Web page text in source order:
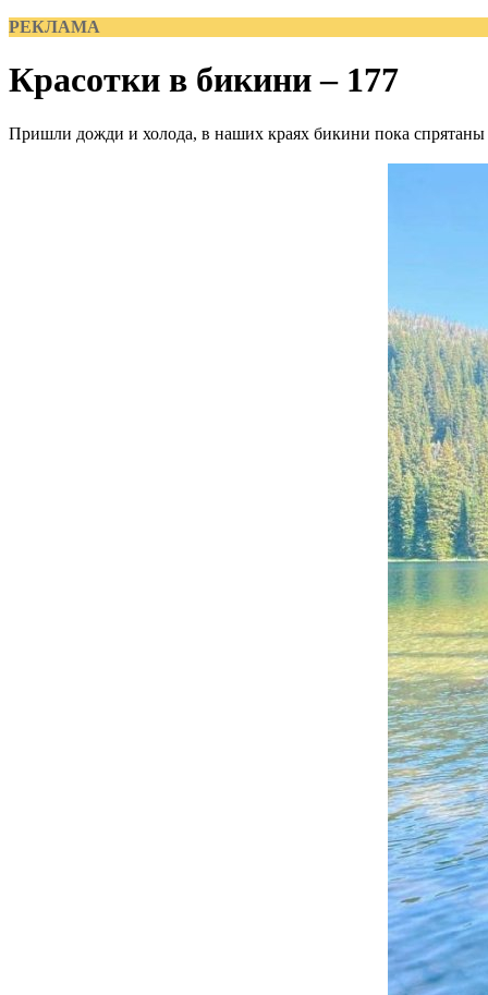
РЕКЛАМА
Красотки в бикини – 177
Пришли дожди и холода, в наших краях бикини пока